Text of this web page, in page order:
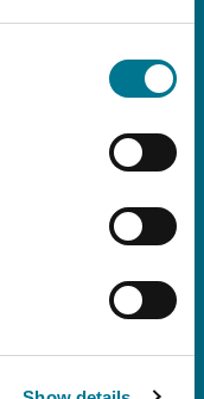
per la finalità di cui